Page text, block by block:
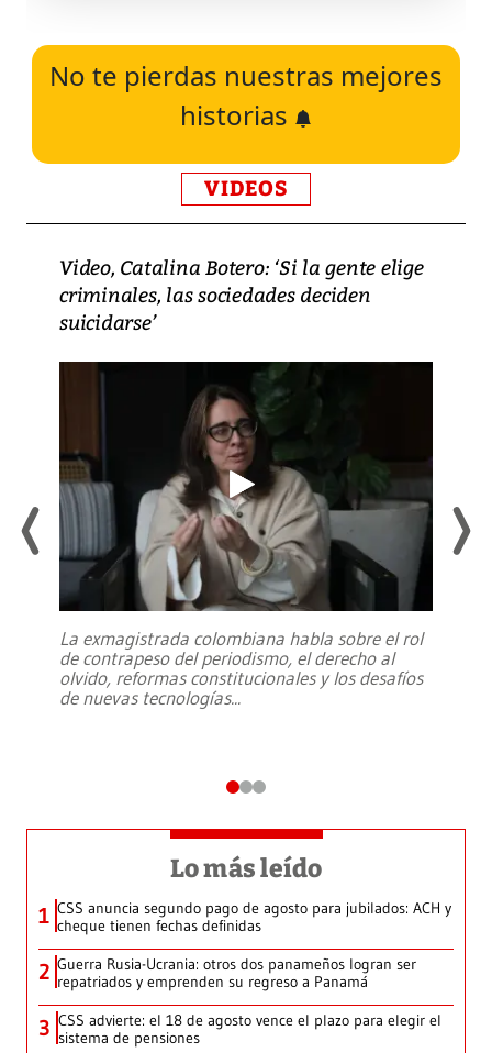
No te pierdas nuestras mejores
historias
VIDEOS
Video, Catalina Botero: ‘Si la gente elige
criminales, las sociedades deciden
suicidarse’
La exmagistrada colombiana habla sobre el rol
de contrapeso del periodismo, el derecho al
olvido, reformas constitucionales y los desafíos
de nuevas tecnologías...
Lo más leído
1 CSS anuncia segundo pago de agosto para jubilados: ACH y
cheque tienen fechas definidas
2 Guerra Rusia-Ucrania: otros dos panameños logran ser
repatriados y emprenden su regreso a Panamá
3 CSS advierte: el 18 de agosto vence el plazo para elegir el
sistema de pensiones